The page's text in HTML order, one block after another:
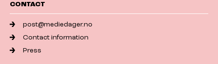
CONTACT
post@mediedager.no
Contact information
Press